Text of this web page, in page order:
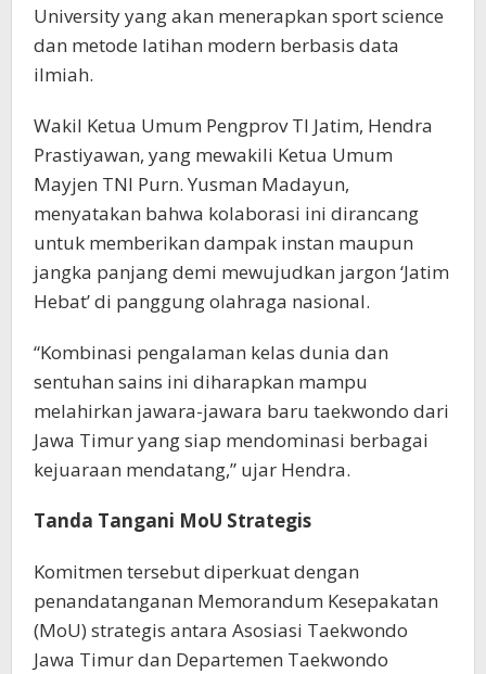
University yang akan menerapkan sport science
dan metode latihan modern berbasis data
ilmiah.
Wakil Ketua Umum Pengprov TI Jatim, Hendra
Prastiyawan, yang mewakili Ketua Umum
Mayjen TNI Purn. Yusman Madayun,
menyatakan bahwa kolaborasi ini dirancang
untuk memberikan dampak instan maupun
jangka panjang demi mewujudkan jargon ‘Jatim
Hebat’ di panggung olahraga nasional.
“Kombinasi pengalaman kelas dunia dan
sentuhan sains ini diharapkan mampu
melahirkan jawara-jawara baru taekwondo dari
Jawa Timur yang siap mendominasi berbagai
kejuaraan mendatang,” ujar Hendra.
Tanda Tangani MoU Strategis
Komitmen tersebut diperkuat dengan
penandatanganan Memorandum Kesepakatan
(MoU) strategis antara Asosiasi Taekwondo
Jawa Timur dan Departemen Taekwondo